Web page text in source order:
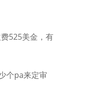
525美金，有
个pa来定审